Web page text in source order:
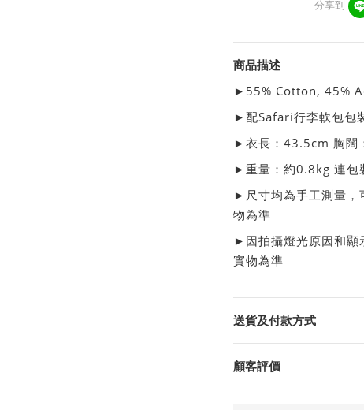
分享到
商品描述
► 55% Cotton, 45%
►配Safari行李軟包包
►衣長：43.5cm 胸闊
►重量：約0.8kg 連包
►尺寸均為手工測量，
物為準
►因拍攝燈光原因和顯
實物為準
送貨及付款方式
顧客評價